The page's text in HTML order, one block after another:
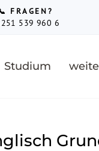
Pause
FRAGEN?
539 960 6
Studium